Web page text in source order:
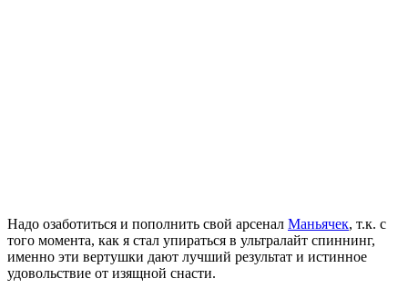
Надо озаботиться и пополнить свой арсенал Маньячек, т.к. с
того момента, как я стал упираться в ультралайт спиннинг,
именно эти вертушки дают лучший результат и истинное
удовольствие от изящной снасти.